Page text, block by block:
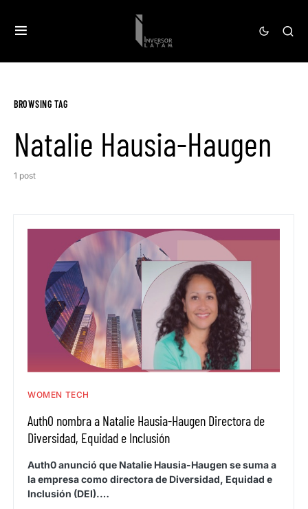
BROWSING TAG
Natalie Hausia-Haugen
1 post
WOMEN TECH
Auth0 nombra a Natalie Hausia-Haugen Directora de
Diversidad, Equidad e Inclusión
Auth0 anunció que Natalie Hausia-Haugen se suma a
la empresa como directora de Diversidad, Equidad e
Inclusión (DEI).…